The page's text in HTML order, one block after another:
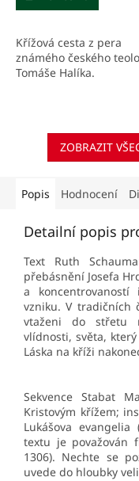
5
Křížová cesta z pera
známého českého
Tomáše Halíka.
ZOBRAZIT
Popis Hodnocení
Detailní popis
Text Ruth
přebásnění Josefa
a
vzniku. V tradičních
vtaženi do střetu
vlídnosti, světa,
Láska na kříži
Sekvence Stabat
Kristovým křížem;
Lukášova
textu je považován
1306). Nechte se
uvede do hloubky